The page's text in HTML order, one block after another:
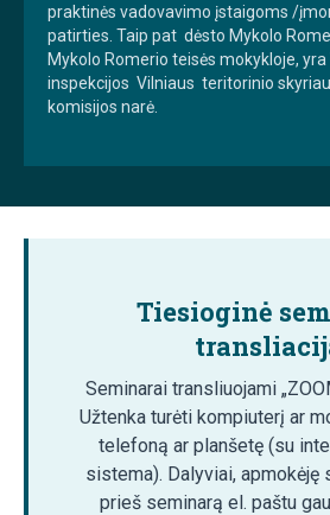
praktinės vadovavimo įstaigoms /
patirties. Taip pat dėsto Mykolo
Mykolo Romerio teisės mokykloje,
inspekcijos Vilniaus teritorinio
komisijos narė.
Tiesioginė
Seminarai transliuojami
Užtenka turėti kompiuterį ar
telefoną ar planšetę (su
sistema). Dalyviai, apmokėję
prieš seminarą el. paštu